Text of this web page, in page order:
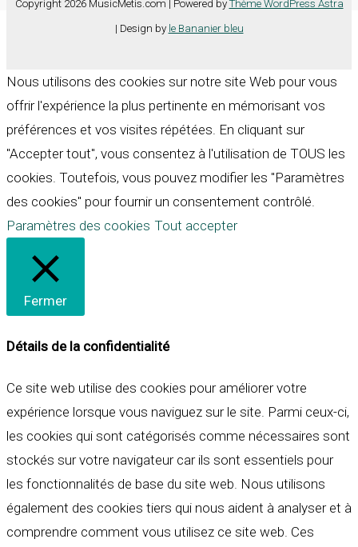
Copyright 2026 MusicMetis.com | Powered by Thème WordPress Astra
| Design by le Bananier bleu
Nous utilisons des cookies sur notre site Web pour vous
offrir l'expérience la plus pertinente en mémorisant vos
préférences et vos visites répétées. En cliquant sur
"Accepter tout", vous consentez à l'utilisation de TOUS les
cookies. Toutefois, vous pouvez modifier les "Paramètres
des cookies" pour fournir un consentement contrôlé.
Paramètres des cookies Tout accepter
Fermer
Détails de la confidentialité
Ce site web utilise des cookies pour améliorer votre
expérience lorsque vous naviguez sur le site. Parmi ceux-ci,
les cookies qui sont catégorisés comme nécessaires sont
stockés sur votre navigateur car ils sont essentiels pour
les fonctionnalités de base du site web. Nous utilisons
également des cookies tiers qui nous aident à analyser et à
comprendre comment vous utilisez ce site web. Ces